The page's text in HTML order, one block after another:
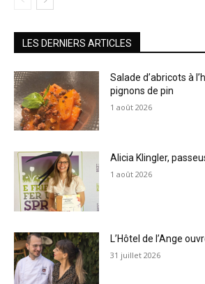
LES DERNIERS ARTICLES
Salade d’abricots à
pignons de pin
1 août 2026
Alicia Klingler,
1 août 2026
L’Hôtel de l’Ange
31 juillet 2026